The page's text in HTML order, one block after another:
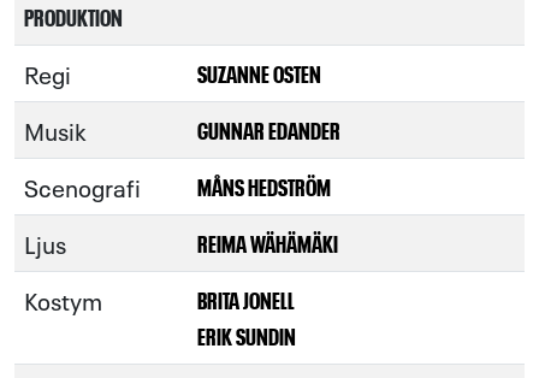
PRODUKTION
Regi SUZANNE OSTEN
Musik GUNNAR EDANDER
Scenografi MÅNS HEDSTRÖM
Ljus REIMA WÄHÄMÄKI
Kostym
BRITA JONELL
ERIK SUNDIN